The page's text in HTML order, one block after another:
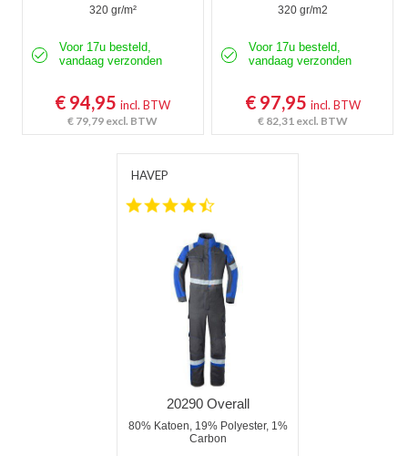
320 gr/m²
Voor 17u besteld,
vandaag verzonden
€ 94,95incl. BTW
€ 79,79 excl. BTW
320 gr/m2
Voor 17u besteld,
vandaag verzonden
€ 97,95 incl. BTW
€ 82,31 excl. BTW
HAVEP
20290 Overall
80% Katoen, 19% Polyester, 1%
Carbon